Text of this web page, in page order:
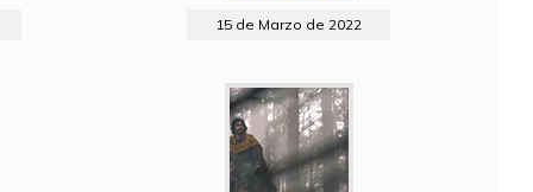
15 de Marzo de 2022